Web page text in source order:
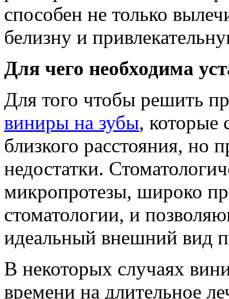
способен не только
белизну и
Для чего необходима
Для того чтобы решить
виниры на зубы, которые
близкого расстояния, но
недостатки.
микропротезы, широко
стоматологии, и
идеальный внешний вид
В некоторых случаях
времени на длительное